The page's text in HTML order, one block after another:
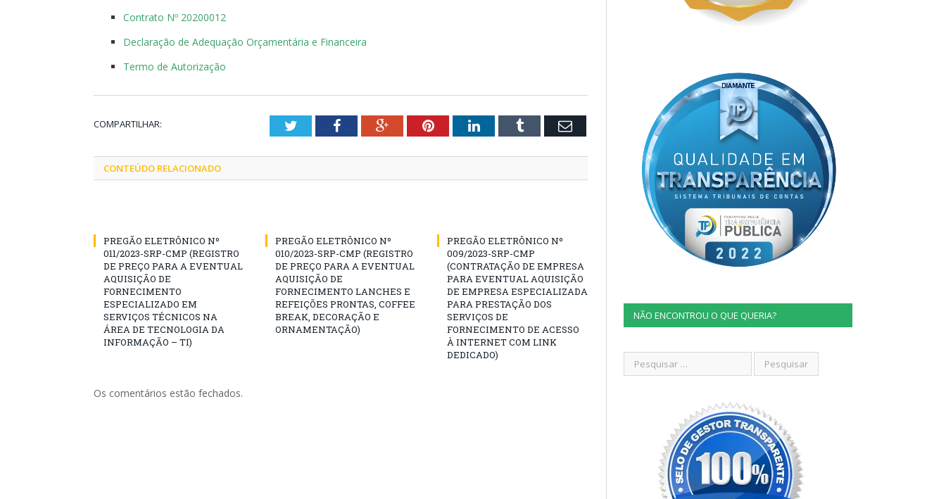
Contrato Nº 20200012
Declaração de Adequação Orçamentária e Financeira
Termo de Autorização
COMPARTILHAR: TwitterFacebookGoogle+PinterestLinkedInTumblr Email
CONTEÚDO RELACIONADO
PREGÃO ELETRÔNICO Nº
011/2023-SRP-CMP (REGISTRO
DE PREÇO PARA A EVENTUAL
AQUISIÇÃO DE
FORNECIMENTO
ESPECIALIZADO EM
SERVIÇOS TÉCNICOS NA
ÁREA DE TECNOLOGIA DA
INFORMAÇÃO – TI)
PREGÃO ELETRÔNICO Nº
010/2023-SRP-CMP (REGISTRO
DE PREÇO PARA A EVENTUAL
AQUISIÇÃO DE
FORNECIMENTO LANCHES E
REFEIÇÕES PRONTAS, COFFEE
BREAK, DECORAÇÃO E
ORNAMENTAÇÃO)
PREGÃO ELETRÔNICO Nº
009/2023-SRP-CMP
(CONTRATAÇÃO DE EMPRESA
PARA EVENTUAL AQUISIÇÃO
DE EMPRESA ESPECIALIZADA
PARA PRESTAÇÃO DOS
SERVIÇOS DE
FORNECIMENTO DE ACESSO
À INTERNET COM LINK
DEDICADO)
Os comentários estão fechados.
NÃO ENCONTROU O QUE QUERIA?